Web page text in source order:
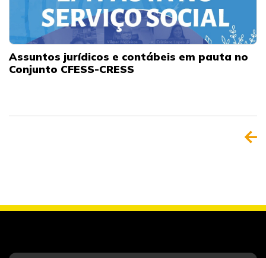
Assuntos jurídicos e contábeis em pauta no
Conjunto CFESS-CRESS